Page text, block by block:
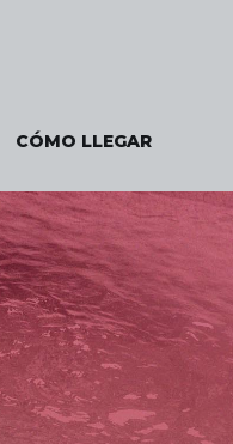
CÓMO LLEGAR